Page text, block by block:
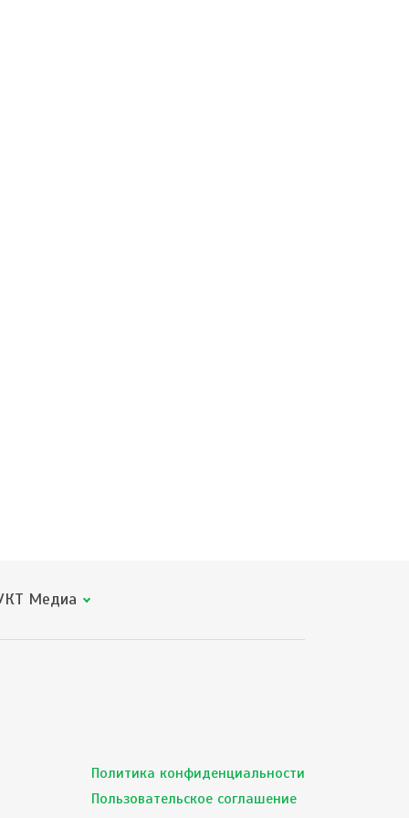
Медиа
Политика конфиденциальности
Пользовательское соглашение